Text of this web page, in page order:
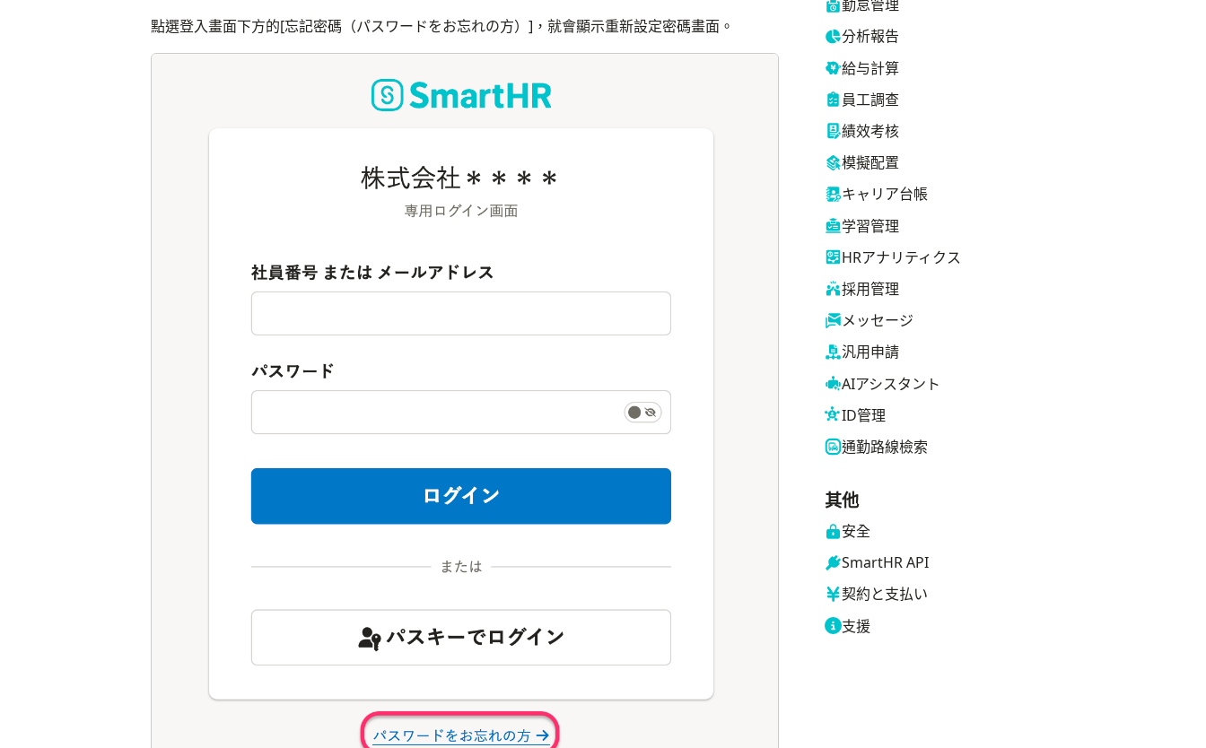
點選登入畫面下方的[忘記密碼（パスワードをお忘れの方）]，就會顯示重新設定密碼畫面。
勤怠管理
分析報告
給与計算
員工調查
績效考核
模擬配置
キャリア台帳
学習管理
HRアナリティクス
採用管理
メッセージ
汎用申請
AIアシスタント
ID管理
通勤路線檢索
其他
安全
SmartHR API
契約と支払い
支援